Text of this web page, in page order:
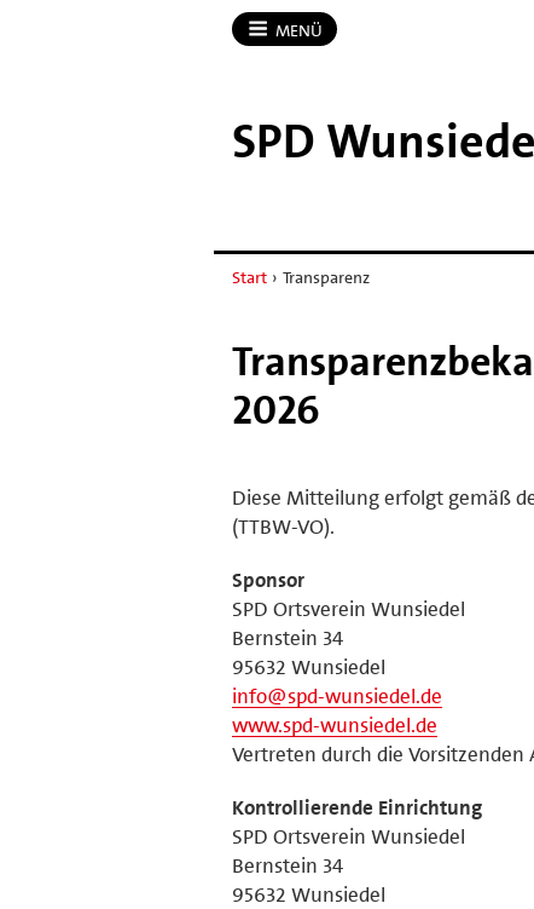
MENÜ
SPD
Start › Transparenz
2026
Diese Mitteilung erfolgt gemäß
(TTBW-VO).
Sponsor
SPD Ortsverein Wunsiedel
Bernstein 34
95632 Wunsiedel
info@spd-wunsiedel.de
www.spd-wunsiedel.de
Vertreten durch die Vorsitzenden
Kontrollierende Einrichtung
SPD Ortsverein Wunsiedel
Bernstein 34
95632 Wunsiedel